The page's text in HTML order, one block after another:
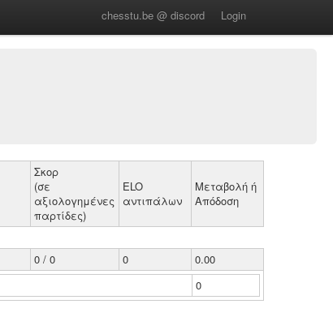
chesstu.be @ discord Login
Σκορ
(σε
αξιολογημένες
παρτίδες)
ELO
αντιπάλων
Μεταβολή ή
Απόδοση
0 / 0 0
0.00
0